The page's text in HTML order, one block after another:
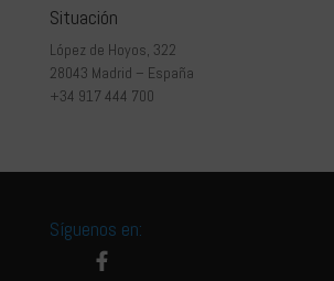
Situación
López de Hoyos, 322
28043 Madrid – España
+34 917 444 700
Síguenos en: